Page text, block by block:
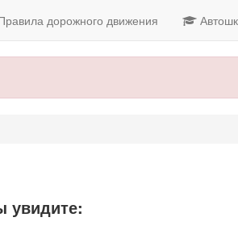
дорожного движения
увидите: